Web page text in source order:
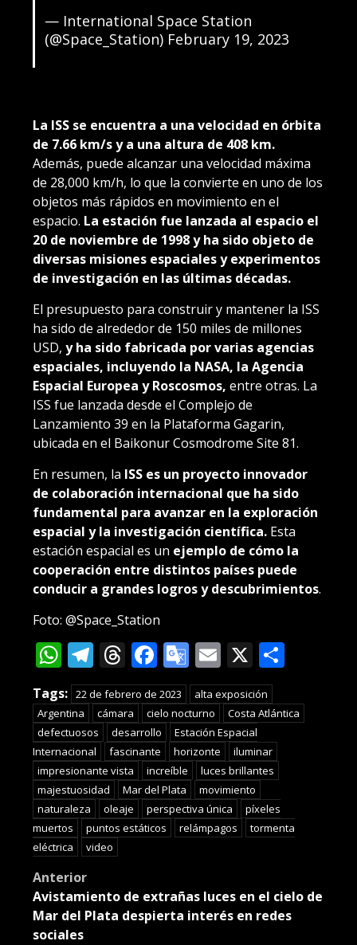
— International Space Station
(@Space_Station) February 19, 2023
La ISS se encuentra a una velocidad en órbita
de 7.66 km/s y a una altura de 408 km.
Además, puede alcanzar una velocidad máxima
de 28,000 km/h, lo que la convierte en uno de los
objetos más rápidos en movimiento en el
espacio. La estación fue lanzada al espacio el
20 de noviembre de 1998 y ha sido objeto de
diversas misiones espaciales y experimentos
de investigación en las últimas décadas.
El presupuesto para construir y mantener la ISS
ha sido de alrededor de 150 miles de millones
USD, y ha sido fabricada por varias agencias
espaciales, incluyendo la NASA, la Agencia
Espacial Europea y Roscosmos, entre otras. La
ISS fue lanzada desde el Complejo de
Lanzamiento 39 en la Plataforma Gagarin,
ubicada en el Baikonur Cosmodrome Site 81.
En resumen, la ISS es un proyecto innovador
de colaboración internacional que ha sido
fundamental para avanzar en la exploración
espacial y la investigación científica. Esta
estación espacial es un ejemplo de cómo la
cooperación entre distintos países puede
conducir a grandes logros y descubrimientos.
Foto: @Space_Station
WhatsApp
Telegram
Threads
Facebook
Google
Translate
Email
X
Tags: 22 de febrero de 2023
alta exposición
Argentina
cámara cielo nocturno
Costa Atlántica
defectuosos
desarrollo
Estación Espacial
Internacional
fascinante horizonte
iluminar
impresionante vista
increíble
luces brillantes
majestuosidad
Mar del Plata
movimiento
naturaleza
oleaje perspectiva única
píxeles
muertos
puntos estáticos relámpagos
tormenta
eléctrica
video
Post
navigation
Anterior
Avistamiento de extrañas luces en el cielo de
Mar del Plata despierta interés en redes
sociales